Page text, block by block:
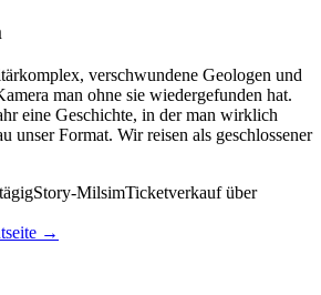
verschwundene Geologen und
man ohne sie wiedergefunden hat.
eine Geschichte, in der man wirklich
unser Format. Wir reisen als geschlossener
Story-MilsimTicketverkauf über
→